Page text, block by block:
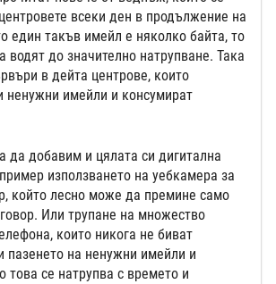
всеки ден в продължение на
един такъв имейл е няколко байта, то
водят до значително натрупване. Така
в дейта центрове, които
ненужни имейли и консумират
да добавим и цялата си дигитална
използването на уебкамера за
който лесно може да премине само
Или трупане на множество
които никога не биват
пазенето на ненужни имейли и
това се натрупва с времето и